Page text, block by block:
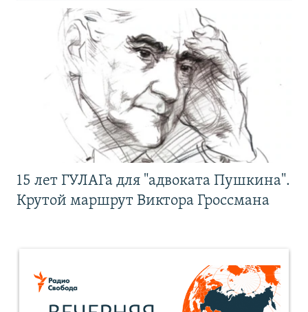
15 лет ГУЛАГа для "адвоката Пушкина".
Крутой маршрут Виктора Гроссмана